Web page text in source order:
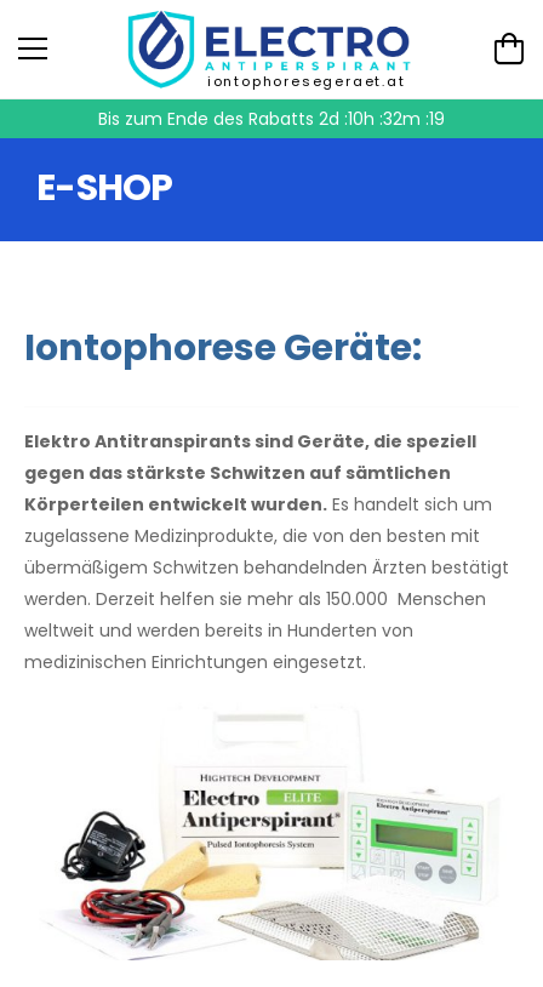
iontophoresegeraet.at
Bis zum Ende des Rabatts 2d :10h :32m :18
E-SHOP
Iontophorese Geräte:
Elektro Antitranspirants sind Geräte, die speziell
gegen das stärkste Schwitzen auf sämtlichen
Körperteilen entwickelt wurden. Es handelt sich um
zugelassene Medizinprodukte, die von den besten mit
übermäßigem Schwitzen behandelnden Ärzten bestätigt
werden. Derzeit helfen sie mehr als 150.000 Menschen
weltweit und werden bereits in Hunderten von
medizinischen Einrichtungen eingesetzt.